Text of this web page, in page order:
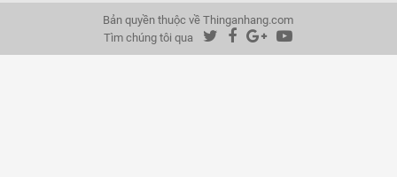
Bản quyền thuộc về Thinganhang.com
Tìm chúng tôi qua